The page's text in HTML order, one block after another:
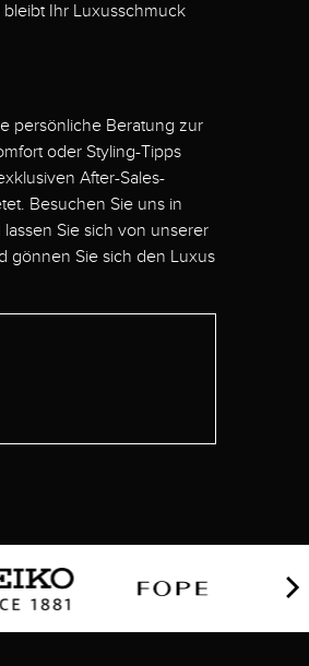
Ihr Luxusschmuck
persönliche Beratung zur
oder Styling-Tipps
After-Sales-
Besuchen Sie uns in
Sie sich von unserer
gönnen Sie sich den Luxus